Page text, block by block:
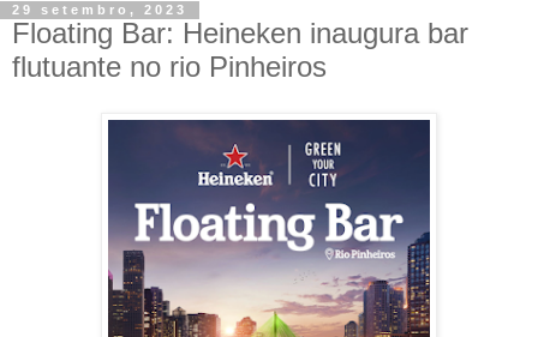
29 setembro, 2023
Floating Bar: Heineken inaugura bar
flutuante no rio Pinheiros